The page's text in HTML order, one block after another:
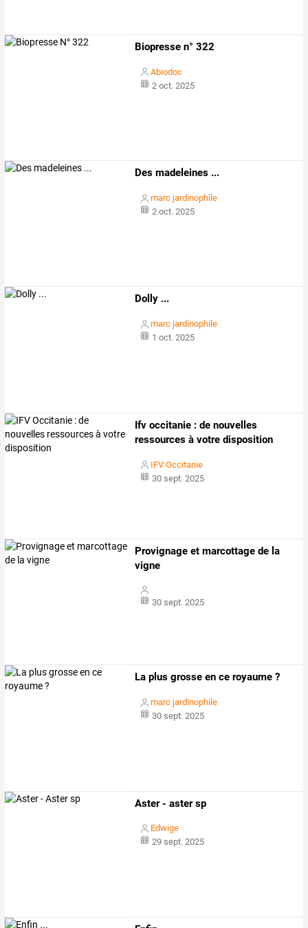
Biopresse n° 322
Abiodoc
2 oct. 2025
Des madeleines ...
marc jardinophile
2 oct. 2025
Dolly ...
marc jardinophile
1 oct. 2025
Ifv occitanie : de nouvelles
ressources à votre disposition
IFV Occitanie
30 sept. 2025
Provignage et marcottage de la
vigne
30 sept. 2025
La plus grosse en ce royaume ?
marc jardinophile
30 sept. 2025
Aster - aster sp
Edwige
29 sept. 2025